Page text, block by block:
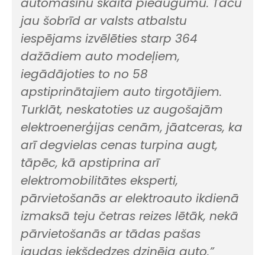
jau šobrīd ar valsts atbalstu
iespējams izvēlēties starp 364
dažādiem auto modeļiem,
iegādājoties to no 58
apstiprinātajiem auto tirgotājiem.
Turklāt, neskatoties uz augošajām
elektroenerģijas cenām, jāatceras, ka
arī degvielas cenas turpina augt,
tāpēc, kā apstiprina arī
elektromobilitātes eksperti,
pārvietošanās ar elektroauto ikdienā
izmaksā teju četras reizes lētāk, nekā
pārvietošanās ar tādas pašas
jaudas iekšdedzes dzinēja auto.”